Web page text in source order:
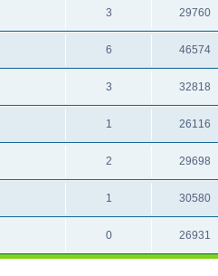
3 29760
6 46574
3 32818
1 26116
2 29698
1 30580
0 26931